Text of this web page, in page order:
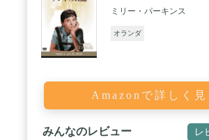
ミリー・パーキンス
オランダ
Amazonで詳しく見
みんなのレビュー レ